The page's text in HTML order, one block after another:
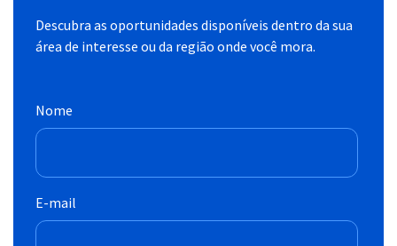
Descubra as oportunidades disponíveis dentro da sua
área de interesse ou da região onde você mora.
Nome
E-mail